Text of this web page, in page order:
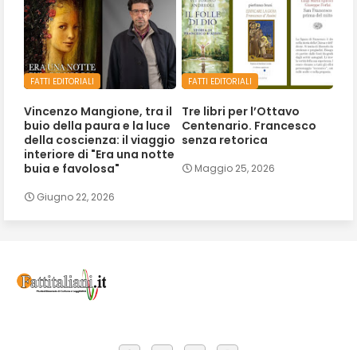
FATTI EDITORIALI
Vincenzo Mangione, tra il
buio della paura e la luce
della coscienza: il viaggio
interiore di "Era una notte
buia e favolosa"
Giugno 22, 2026
FATTI EDITORIALI
Tre libri per l’Ottavo
Centenario. Francesco
senza retorica
Maggio 25, 2026